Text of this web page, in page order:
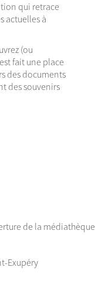
qui retrace
actuelles à
(ou
fait une place
des documents
des souvenirs
de la médiathèque
Exupéry